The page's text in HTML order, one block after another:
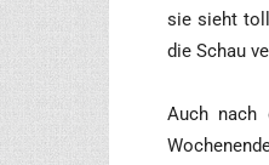
sie sieht
die Schau
Auch nach